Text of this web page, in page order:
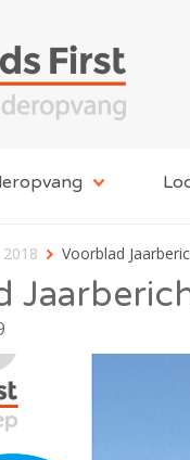
Voorblad